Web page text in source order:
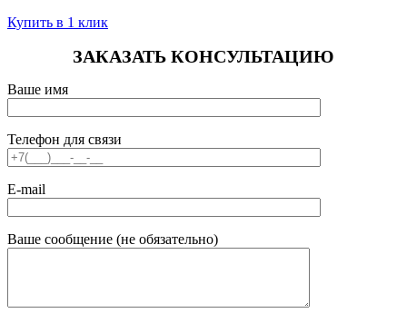
Купить в 1 клик
ЗАКАЗАТЬ КОНСУЛЬТАЦИЮ
Ваше имя
Телефон для связи
E-mail
Ваше сообщение (не обязательно)